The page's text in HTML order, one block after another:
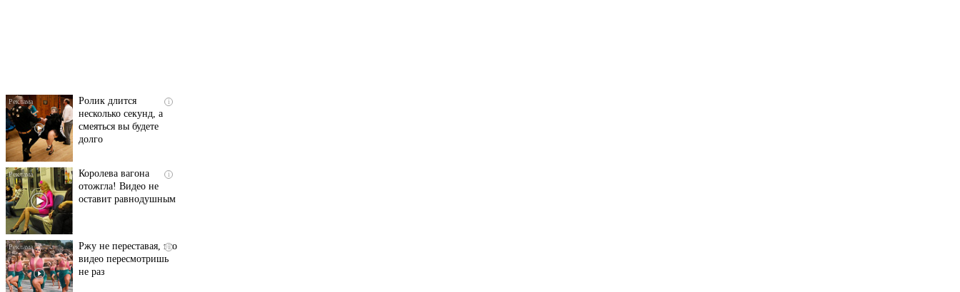
i
Ролик длится
несколько секунд, а
смеяться вы будете
долго
i
Королева вагона
отожгла! Видео не
оставит равнодушным
i
Ржу не переставая, это
видео пересмотришь
не раз